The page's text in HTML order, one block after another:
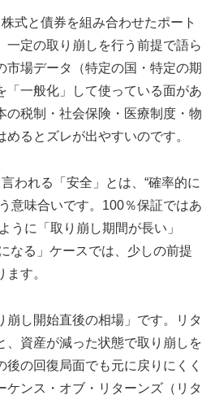
式と債券を組み合わせたポート
一定の取り崩しを行う前提で語ら
市場データ（特定の国・特定の期
「一般化」して使っている面があ
の税制・社会保険・医療制度・物
るとズレが出やすいのです。
われる「安全」とは、“確率的に
意味合いです。100％保証ではあ
うに「取り崩し期間が長い」
なる」ケースでは、少しの前提
す。
崩し開始直後の相場」です。リタ
、資産が減った状態で取り崩しを
の回復局面でも元に戻りにくく
ケンス・オブ・リターンズ（リタ